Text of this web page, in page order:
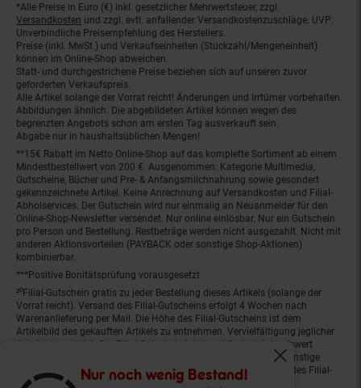
Nur noch wenig Bestand!
Fenster
Fußnoten
*Alle Preise in Euro (€) inkl. gesetzlicher Mehrwertsteuer, zzgl.
Versandkosten und zzgl. evtl. anfallender Versandkostenzuschläge. UVP:
Unverbindliche Preisempfehlung des Herstellers.
Preise (inkl. MwSt.) und Verkaufseinheiten (Stückzahl/Mengeneinheit)
können im Online-Shop abweichen.
Statt- und durchgestrichene Preise beziehen sich auf unseren zuvor
geforderten Verkaufspreis.
Alle Artikel solange der Vorrat reicht! Änderungen und Irrtümer vorbehalten.
Abbildungen ähnlich. Die abgebildeten Artikel können wegen des
begrenzten Angebots schon am ersten Tag ausverkauft sein.
Abgabe nur in haushaltsüblichen Mengen!
**15€ Rabatt im Netto Online-Shop auf das komplette Sortiment ab einem
Mindestbestellwert von 200 €. Ausgenommen: Kategorie Multimedia,
Gutscheine, Bücher und Pre- & Anfangsmilchnahrung sowie gesondert
gekennzeichnete Artikel. Keine Anrechnung auf Versandkosten und Filial-
Abholservices. Der Gutschein wird nur einmalig an Neuanmelder für den
Online-Shop-Newsletter versendet. Nur online einlösbar. Nur ein Gutschein
pro Person und Bestellung. Restbeträge werden nicht ausgezahlt. Nicht mit
anderen Aktionsvorteilen (PAYBACK oder sonstige Shop-Aktionen)
kombinierbar.
***Positive Bonitätsprüfung vorausgesetzt
²⁰Filial-Gutschein gratis zu jeder Bestellung dieses Artikels (solange der
Vorrat reicht). Versand des Filial-Gutscheins erfolgt 4 Wochen nach
Warenanlieferung per Mail. Die Höhe des Filial-Gutscheins ist dem
Artikelbild des gekauften Artikels zu entnehmen. Vervielfältigung jeglicher
Art nicht gestattet. Der Filial-Gutschein ist ohne Mindesteinkaufswert
einlösbar. Nicht mit anderen Aktionsvorteilen (PAYBACK oder sonstige
Shop-Aktionen) kombinierbar. Der jeweilige Gültigkeitszeitraum des Filial-
Gutscheins ist darauf vermerkt.